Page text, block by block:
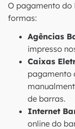
O pagamento do
formas:
Agências
impresso
Caixas
pagamento
de barras.
Internet
online do